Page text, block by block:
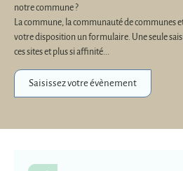
notre commune ?
La commune, la communauté de communes
votre disposition un formulaire. Une seule
ces sites et plus si affinité...
Saisissez votre évènement